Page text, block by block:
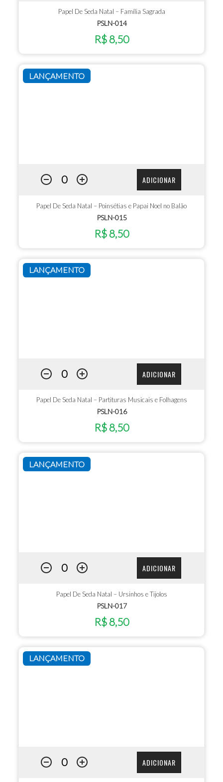
Papel De Seda Natal – Família Sagrada
PSLN-014
R$ 8,50
LANÇAMENTO
ADICIONAR
Papel De Seda Natal – Poinsétias e Papai Noel no Balão
PSLN-015
R$ 8,50
LANÇAMENTO
ADICIONAR
Papel De Seda Natal – Partituras Musicais e Folhagens
PSLN-016
R$ 8,50
LANÇAMENTO
ADICIONAR
Papel De Seda Natal – Ursinhos e Tijolos
PSLN-017
R$ 8,50
LANÇAMENTO
ADICIONAR